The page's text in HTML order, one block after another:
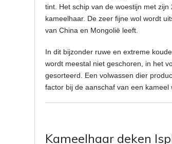
tint. Het schip van de woestijn met
kameelhaar. De zeer fijne wol wordt
van China en Mongolië leeft.
In dit bijzonder ruwe en extreme
wordt meestal niet geschoren, in het
gesorteerd. Een volwassen dier
factor bij de aanschaf van een kameel
Kameelhaar deken